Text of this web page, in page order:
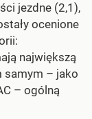
jezdne (2,1),
ocenione
największą
samym – jako
– ogólną